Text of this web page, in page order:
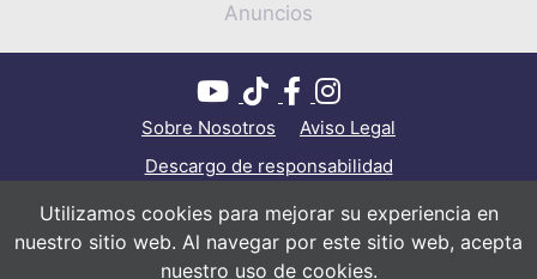
Anuncios
Sobre Nosotros
Aviso Legal
Descargo de responsabilidad
Política de privacidad
Política de cookies
Contacto
Utilizamos cookies para mejorar su experiencia en
nuestro sitio web. Al navegar por este sitio web, acepta
nuestro uso de cookies.